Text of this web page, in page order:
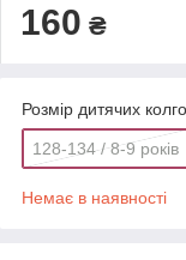
160 ₴
Розмір дитячих
128-134 / 8-9 років
Немає в наявності